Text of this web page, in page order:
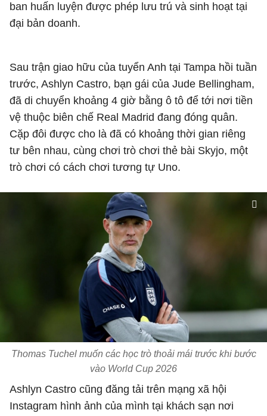
ban huấn luyện được phép lưu trú và sinh hoạt tại
đại bản doanh.
Sau trận giao hữu của tuyển Anh tại Tampa hồi tuần
trước, Ashlyn Castro, bạn gái của Jude Bellingham,
đã di chuyển khoảng 4 giờ bằng ô tô để tới nơi tiền
vệ thuộc biên chế Real Madrid đang đóng quân.
Cặp đôi được cho là đã có khoảng thời gian riêng
tư bên nhau, cùng chơi trò chơi thẻ bài Skyjo, một
trò chơi có cách chơi tương tự Uno.
Thomas Tuchel muốn các học trò thoải mái trước khi bước
vào World Cup 2026
Ashlyn Castro cũng đăng tải trên mạng xã hội
Instagram hình ảnh của mình tại khách sạn nơi